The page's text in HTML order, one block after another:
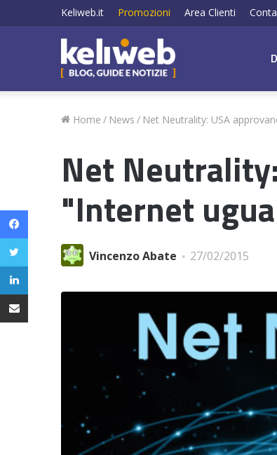
Keliweb.it Promozioni Area Clienti
Home / News / Net Neutrality: USA
Net
"Internet
Vincenzo Abate 27/02/2015
Facebook
Twitter
LinkedIn
Condividi via email